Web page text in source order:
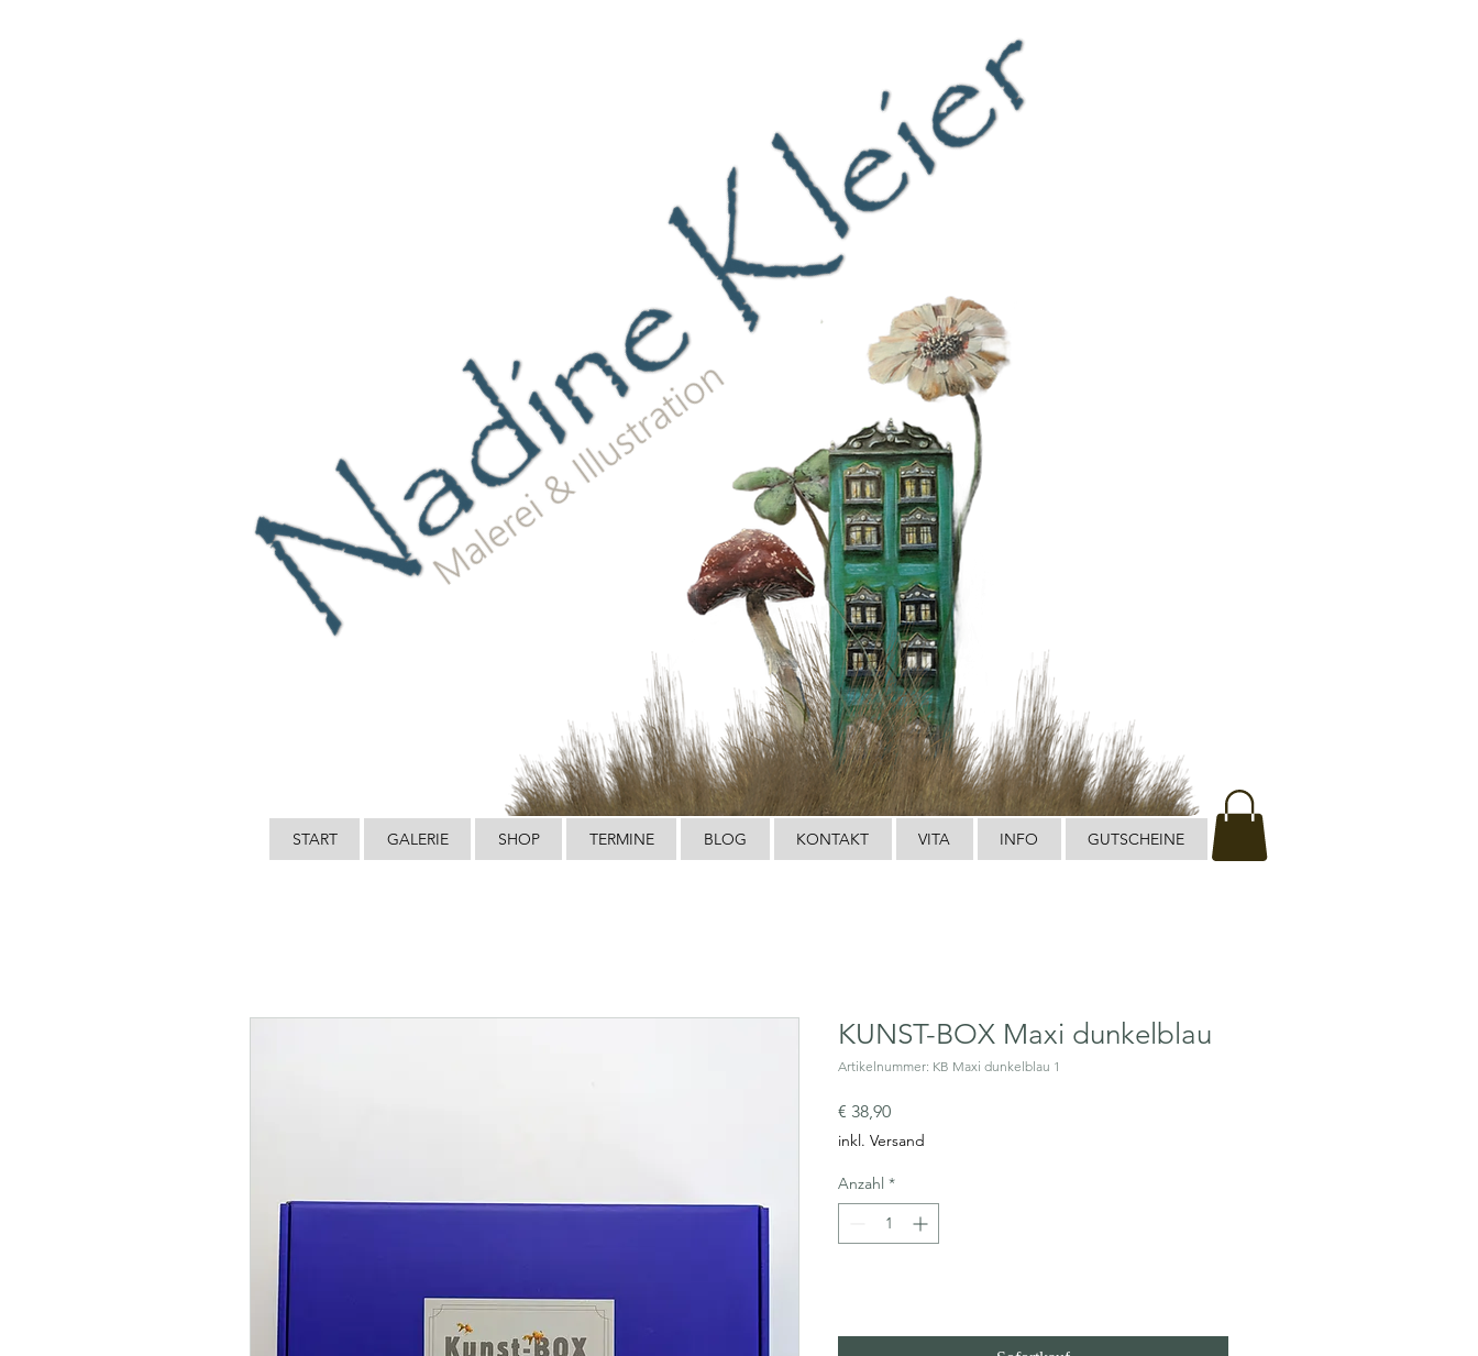
START GALERIE SHOP TERMINE BLOG KONTAKT VITA INFO GUTSCHEINE
KUNST-BOX Maxi dunkelblau
Artikelnummer: KB Maxi dunkelblau 1
€ 38,90Preis
inkl. Versand
Anzahl *